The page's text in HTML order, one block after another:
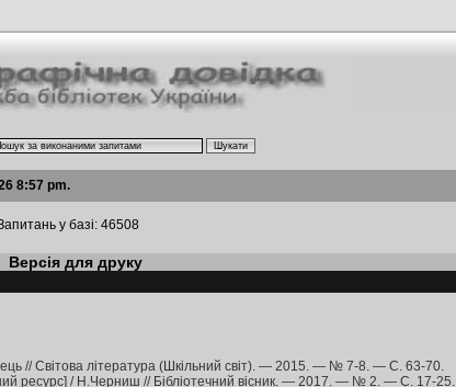
8:57 pm.
у базі: 46508
Версія для друку
// Світова література (Шкільний світ). — 2015. — № 7-8. — С. 63-70.
ресурс] / Н.Черниш // Бібліотечний вісник. — 2017. — № 2. — С. 17-25.